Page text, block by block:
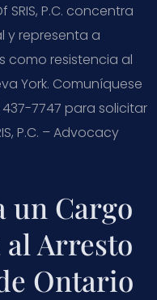
P.C. concentra
y representa a
como resistencia al
York. Comuníquese
7747 para solicitar
P.C. – Advocacy
un Cargo
Arresto
Ontario